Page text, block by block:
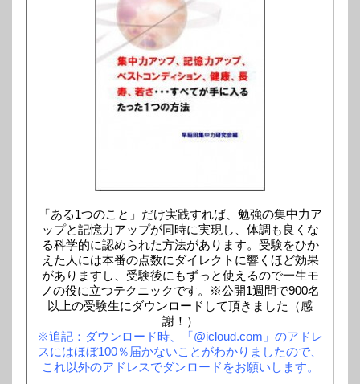
「ある1つのこと」だけ実践すれば、勉強の集中力ア
ップと記憶力アップが同時に実現し、体調も良くな
る科学的に認められた方法があります。受験をひか
えた人には本番の点数にダイレクトに響くほど効果
がありますし、受験後にもずっと使えるので一生モ
ノの役に立つテクニックです。※公開1週間で900名
以上の受験生にダウンロードして頂きました（感
謝！）
※追記：ダウンロード時、「@icloud.com」のアドレ
スにはほぼ100％届かないことがわかりましたので、
これ以外のアドレスでダンロードをお願いします。